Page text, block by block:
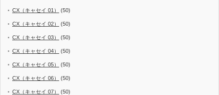
CX（キャセイ 01） (50)
CX（キャセイ 02） (50)
CX（キャセイ 03） (50)
CX（キャセイ 04） (50)
CX（キャセイ 05） (50)
CX（キャセイ 06） (50)
CX（キャセイ 07） (50)